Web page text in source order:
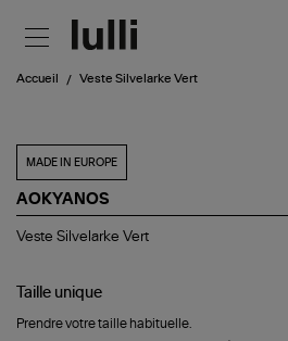
Accueil Veste Silvelarke Vert
MADE IN EUROPE
AOKYANOS
Veste
Veste Silvelarke Vert
Taille unique
Prendre votre taille habituelle.